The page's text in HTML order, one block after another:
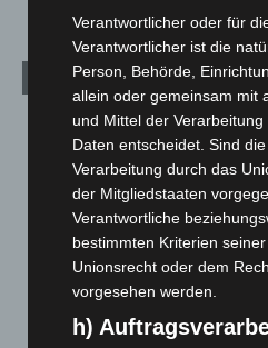
Archiv
August 2026(12)
Juli 2026
(73)
Juni 2026(139)
Mai 2026(99)
April 2026(99)
März 2026(115)
Februar 2026(109)
Verantwortlicher oder für
Verantwortlicher ist die
Person, Behörde,
allein oder gemeinsam mit
und Mittel der
Daten entscheidet. Sind
Verarbeitung durch das
der Mitgliedstaaten
Verantwortliche
bestimmten Kriterien
Unionsrecht oder dem
vorgesehen werden.
h)